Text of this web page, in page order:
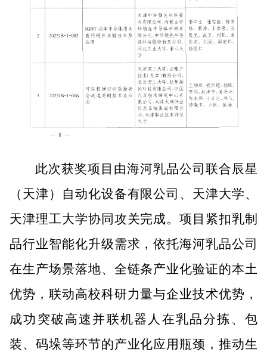
此次获奖项目由海河乳品公司 联合辰星
（天津）自动化设备有限公司、天津大学、
天津理工大学协同攻关完成。项目紧扣乳制
品行业智能化升级需求，依托海河乳品公司
在生产场景落地、全链条产业化验证的本土
优势，联动高校科研力量与企业技术优势，
成功突破高速并联机器人在乳品分拣、包
装、码垛等环节的产业化应用瓶颈，推动生